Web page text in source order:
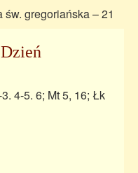
gregoriańska – 21
4-5. 6; Mt 5, 16; Łk